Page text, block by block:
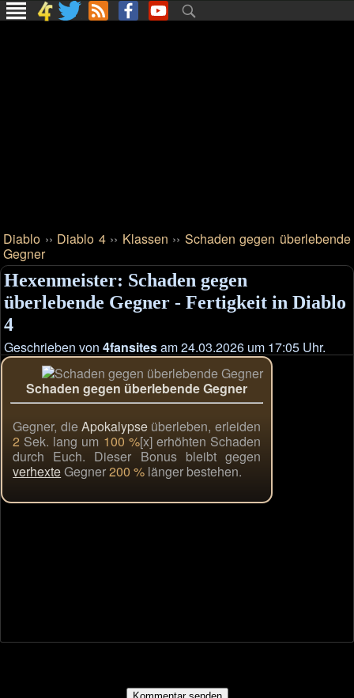
Diablo ›› Diablo 4›› Klassen ›› Schaden gegen überlebende
Gegner
Hexenmeister: Schaden gegen
überlebende Gegner - Fertigkeit in Diablo
4
Geschrieben von4fansitesam 24.03.2026 um 17:05 Uhr.
Schaden gegen überlebende Gegner
Gegner, dieApokalypse überleben, erleiden
2 Sek. lang um 100 %[x] erhöhten Schaden
durch Euch. Dieser Bonus bleibt gegen
verhexteGegner200 % länger bestehen.